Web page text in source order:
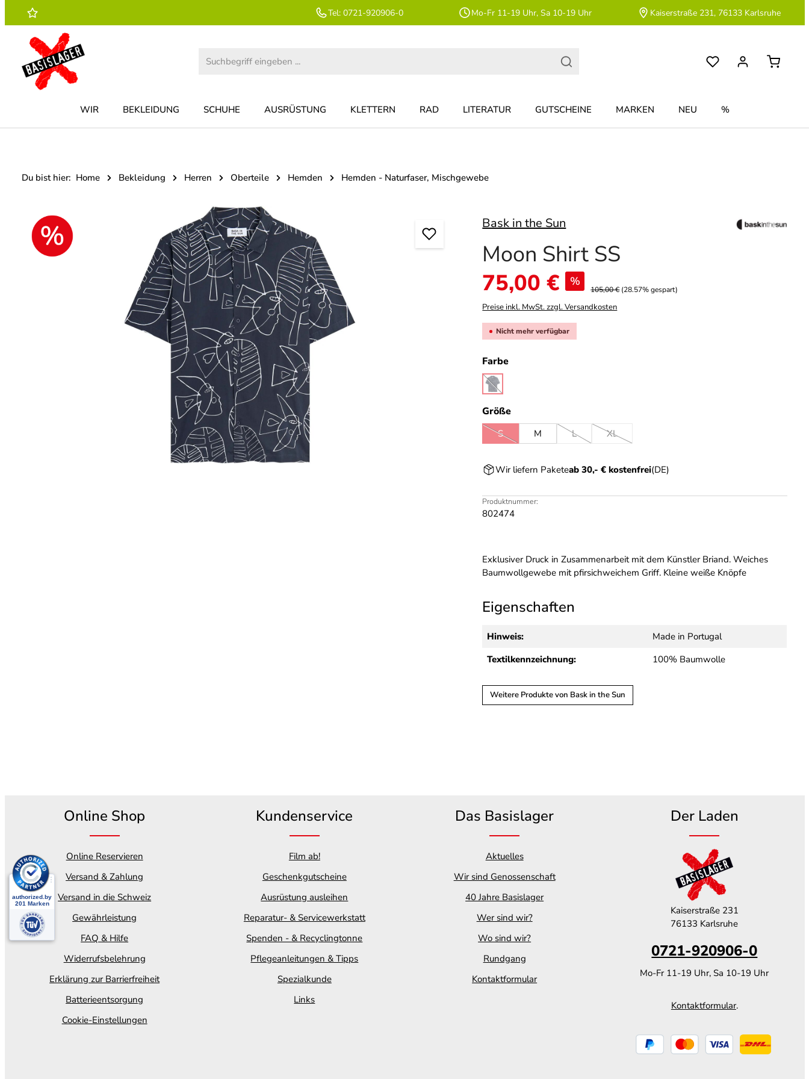
Hauptinhalt springen
Zur Suche springen
Zur Hauptnavigation springen Tel: 0721-920906-0 Mo-Fr 11-19 Uhr, Sa 10-19 Uhr Kaiserstraße 231, 76133 Karlsruhe
WIR BEKLEIDUNG SCHUHE AUSRÜSTUNG KLETTERN RAD LITERATUR GUTSCHEINE MARKEN NEU %
Du bist hier: Home Bekleidung Herren Oberteile Hemden Hemden - Naturfaser, Mischgewebe
Bask in the Sun
Moon Shirt SS
Verkaufspreis:
75,00 € %
105,00 € (28.57% gespart)
Preise inkl. MwSt. zzgl. Versandkosten
Nicht mehr verfügbar
Farbeauswählen
midnight
(Diese Option ist zurzeit nicht verfügbar.)
Größeauswählen
S
(Diese Option ist zurzeit nicht verfügbar.)
M L
(Diese Option ist zurzeit nicht verfügbar.)
XL
(Diese Option ist zurzeit nicht verfügbar.)
Wir liefern Paketeab 30,- € kostenfrei(DE)
Produktnummer:
802474
Exklusiver Druck in Zusammenarbeit mit dem Künstler Briand. Weiches
Baumwollgewebe mit pfirsichweichem Griff. Kleine weiße Knöpfe
Eigenschaften
Hinweis:
Made in Portugal
Textilkennzeichnung:
100% Baumwolle
Weitere Produkte von Bask in the Sun
Online Shop
Online Reservieren
Versand & Zahlung
Versand in die Schweiz
Gewährleistung
FAQ & Hilfe
Widerrufsbelehrung
Erklärung zur Barrierfreiheit
Batterieentsorgung
Cookie-Einstellungen
Kundenservice
Film ab!
Geschenkgutscheine
Ausrüstung ausleihen
Reparatur- & Servicewerkstatt
Spenden - & Recyclingtonne
Pflegeanleitungen & Tipps
Spezialkunde
Links
Das Basislager
Aktuelles
Wir sind Genossenschaft
40 Jahre Basislager
Wer sind wir?
Wo sind wir?
Rundgang
Kontaktformular
Der Laden
Kaiserstraße 231
76133 Karlsruhe
0721-920906-0
Mo-Fr 11-19 Uhr, Sa 10-19 Uhr
Kontaktformular.